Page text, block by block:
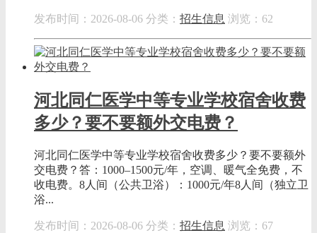
发布时间：2026-08-06 分类： 招生信息 浏览：62
河北同仁医学中等专业学校宿舍收费
多少？要不要额外交电费？
河北同仁医学中等专业学校宿舍收费多少？要不要额外
交电费？答：1000–1500元/年，空调、暖气全免费，不
收电费。8人间（公共卫浴）：1000元/年8人间（独立卫
浴...
发布时间：2026-08-06 分类： 招生信息 浏览：67